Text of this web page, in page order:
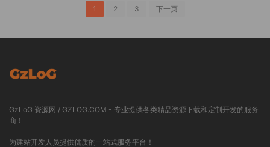
1 2 3 下一页
GzLoG 资源网 / GZLOG.COM - 专业提供各类精品资源下载和定制开发的服务
商！
为建站开发人员提供优质的一站式服务平台！